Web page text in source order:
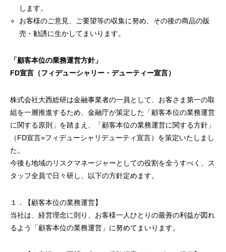
します。
お客様のご意見、ご要望等の収集に努め、その後の商品の販
売・勧誘に生かしてまいります。
「顧客本位の業務運営方針」
FD宣言（フィデューシャリー・デューティー宣言）
株式会社大西総研は金融事業者の一員として、お客さま第一の取
組を一層推進するため、金融庁が策定した「顧客本位の業務運営
に関する原則」を踏まえ、「顧客本位の業務運営に関する方針」
（FD宣言=フィデューシャリデューティ宣言）を策定いたしまし
た。
今後も地域のリスクマネージャーとしての役割を全うすべく、ス
タッフ全員で日々研し、以下の方針定めます。
１．【顧客本位の業務運営】
当社は、経営理念に則り、お客様一人ひとりの最善の利益が図れ
るよう「顧客本位の業務運営」に努めてまいります。